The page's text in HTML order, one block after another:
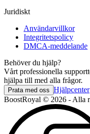
Juridiskt
Användarvillkor
Integritetspolicy
DMCA-meddelande
Behöver du hjälp?
Vårt professionella
hjälpa till med alla frågor.
Prata med oss Hjälpcenter
BoostRoyal © 2026 - Alla